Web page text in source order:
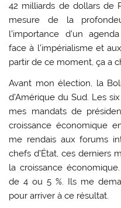
42 milliards de dollars de
mesure de la
l’importance d’un
face à l’impérialisme et
partir de ce moment, ça a
Avant mon élection, la
d’Amérique du Sud. Les
mes mandats de
croissance économique
me rendais aux forums
chefs d’État, ces derniers
la croissance
de 4 ou 5 %. Ils me
pour arriver à ce résultat.